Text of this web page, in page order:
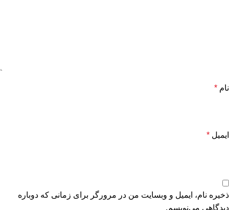
نام *
ایمیل *
ذخیره نام، ایمیل و وبسایت من در مرورگر برای زمانی که دوباره
دیدگاهی می‌نویسم.